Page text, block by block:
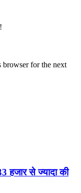
browser for the next
हजार से ज्यादा की